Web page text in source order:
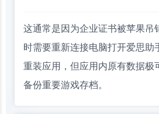
这通常是因为企业证书被苹果吊
时需要重新连接电脑打开爱思助
重装应用，但应用内原有数据极
备份重要游戏存档。